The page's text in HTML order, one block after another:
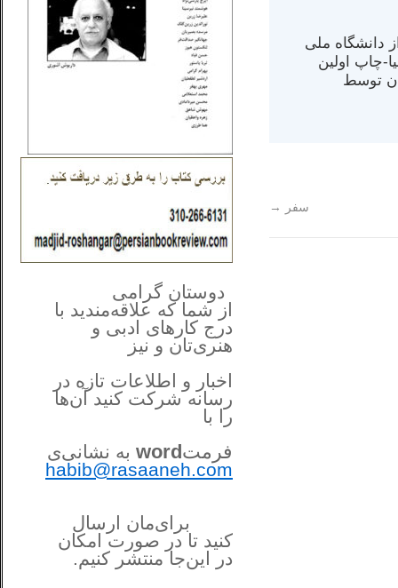
از دانشگاه ملی
در کالیفرنیا-چاپ اولین
در سال ۱۳۸۴ در ایران توسط
سفر →
دوستان گرامی
از شما که علاقه‌مندید با
درج کارهای‌ ادبی و
هنری‌تان و نیز
اخبار و اطلاعات تازه در
رسانه شرکت کنید آن‌ها
را با
فرمتword به نشانی‌ی
habib@rasaaneh.com
برای‌مان ارسال
کنید تا در صورت امکان
در این‌جامنتشر کنیم.